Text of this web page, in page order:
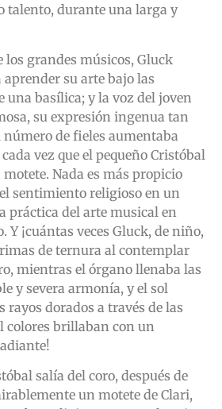
talento, durante una larga y
los grandes músicos, Gluck
su arte bajo las
una basílica; y la voz del joven
su expresión ingenua tan
número de fieles aumentaba
vez que el pequeño Cristóbal
Nada es más propicio
sentimiento religioso en un
práctica del arte musical en
Y ¡cuántas veces Gluck, de niño,
de ternura al contemplar
mientras el órgano llenaba las
y severa armonía, y el sol
dorados a través de las
colores brillaban con un
salía del coro, después de
un motete de Clari,